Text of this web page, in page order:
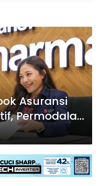
Asuransi
Permodalan